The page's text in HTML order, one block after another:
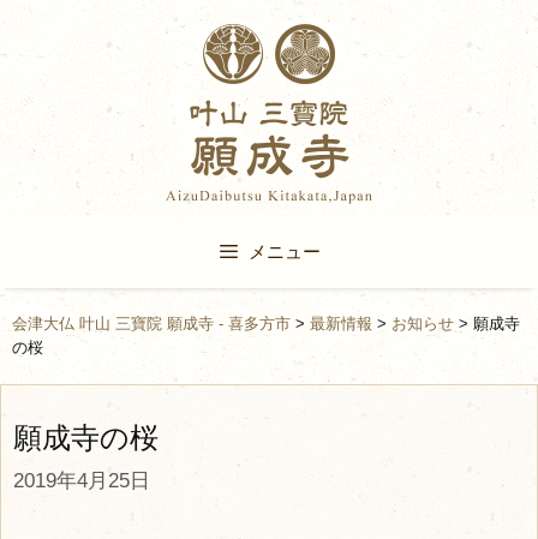
to
content
メニュー
会津大仏 叶山 三寶院 願成寺 - 喜多方市 > 最新情報 > お知らせ > 願成寺
の桜
願成寺の桜
2019年4月25日